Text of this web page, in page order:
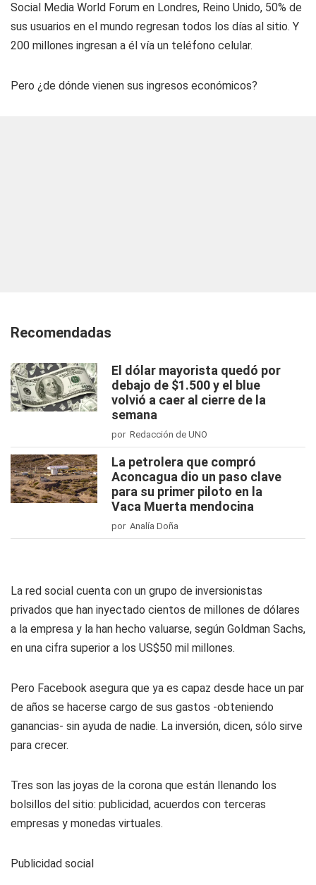
Social Media World Forum en Londres, Reino Unido, 50% de
sus usuarios en el mundo regresan todos los días al sitio. Y
200 millones ingresan a él vía un teléfono celular.
Pero ¿de dónde vienen sus ingresos económicos?
Recomendadas
El dólar mayorista quedó por
debajo de $1.500 y el blue
volvió a caer al cierre de la
semana
por Redacción de UNO
La petrolera que compró
Aconcagua dio un paso clave
para su primer piloto en la
Vaca Muerta mendocina
por Analía Doña
La red social cuenta con un grupo de inversionistas
privados que han inyectado cientos de millones de dólares
a la empresa y la han hecho valuarse, según Goldman Sachs,
en una cifra superior a los US$50 mil millones.
Pero Facebook asegura que ya es capaz desde hace un par
de años se hacerse cargo de sus gastos -obteniendo
ganancias- sin ayuda de nadie. La inversión, dicen, sólo sirve
para crecer.
Tres son las joyas de la corona que están llenando los
bolsillos del sitio: publicidad, acuerdos con terceras
empresas y monedas virtuales.
Publicidad social